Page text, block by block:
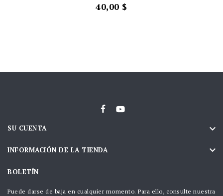
Precio
40,00 $
SU CUENTA 
INFORMACIÓN DE LA TIENDA 
BOLETÍN
Puede darse de baja en cualquier momento. Para ello, consulte nuestra